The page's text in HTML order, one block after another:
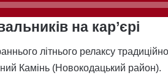
на кар’єрі
літнього релаксу
Камінь (Новокодацький район).